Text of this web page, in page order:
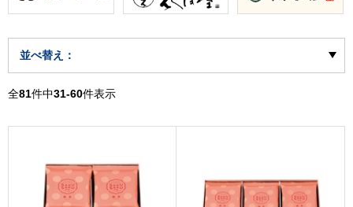
並べ替え：
全81件中31-60件表示